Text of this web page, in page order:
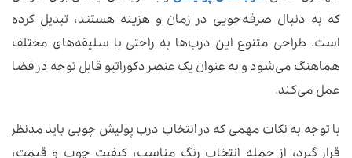
که به دنبال صرفه‌جویی در زمان و هزینه هستند، تبدیل کرده
است. طراحی متنوع این درب‌ها به راحتی با سلیقه‌های مختلف
هماهنگ می‌شود و به عنوان یک عنصر دکوراتیو قابل توجه در فضا
عمل می‌کند.
با توجه به نکات مهمی که در انتخاب درب پولیش چوبی باید مدنظر